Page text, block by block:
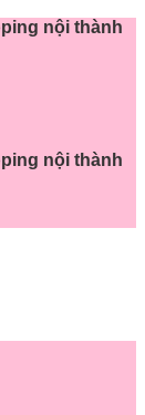
nội thành
nội thành